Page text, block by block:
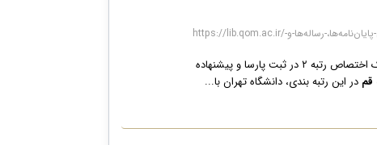
https://lib.qom.ac.ir/آرشیودستاورد/اختصاص-رتبه-۲-در-ثبت-پارسا-و-پیشنهاده-(منطقه-۴)-و-رتبه-۱۰-کشوری-در-همانندجویی-پایان‌نامه‌ها،-رساله‌ها-و-
در ارزیابی‌های ایرانداک اختصاص رتبه ۲ در ثبت پارسا و پیشنهاده
قم در این رتبه بندی، دانشگاه تهران با...